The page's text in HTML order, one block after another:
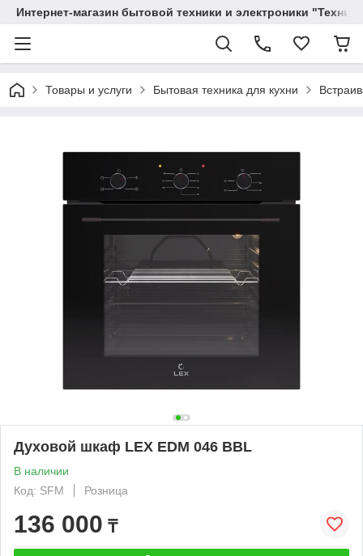
Интернет-магазин бытовой техники и электроники
Товары и услуги Бытовая техника для кухни
Духовой шкаф LEX EDM 046 BBL
В наличии
Код: SFM
Розница
136 000 ₸